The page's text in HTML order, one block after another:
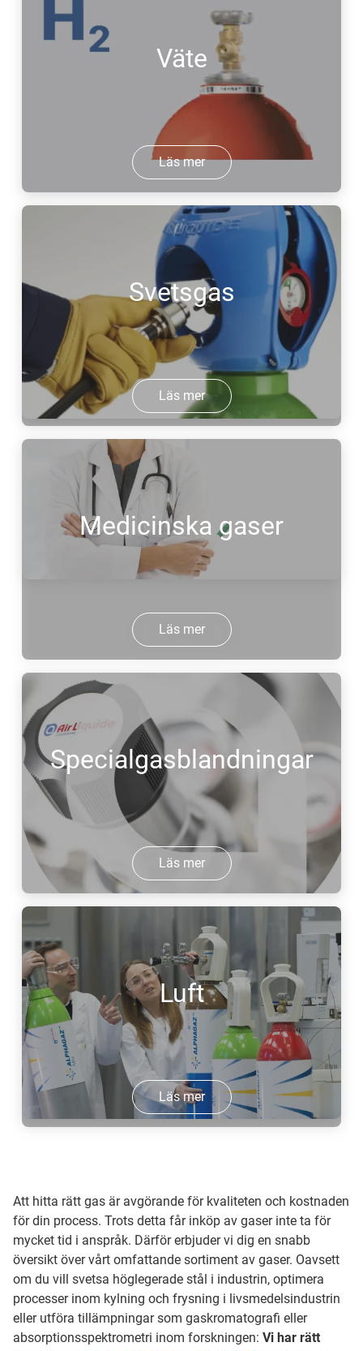
Väte
Läs mer
Svetsgas
Läs mer
Medicinska gaser
Läs mer
Specialgasblandningar
Läs mer
Luft
Läs mer
Att hitta rätt gas är avgörande för kvaliteten och kostnaden
för din process. Trots detta får inköp av gaser inte ta för
mycket tid i anspråk. Därför erbjuder vi dig en snabb
översikt över vårt omfattande sortiment av gaser. Oavsett
om du vill svetsa höglegerade stål i industrin, optimera
processer inom kylning och frysning i livsmedelsindustrin
eller utföra tillämpningar som gaskromatografi eller
absorptionsspektrometri inom forskningen: Vi har rätt